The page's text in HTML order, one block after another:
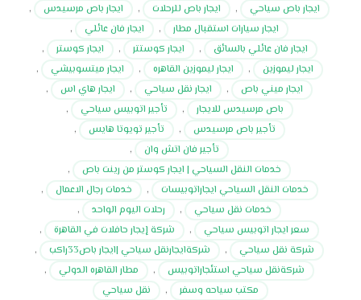
ايجار باص سياحي
, ايجار باص للرحلات , ايجار باص مرسيدس
,
ايجار سيارات استقبال مطار
, ايجار فان عائلي
,
ايجار فان عائلي بالسائق
, ايجار كوستتر , ايجار كوستر
,
ايجار ليموزين
, ايجار ليموزين القاهره , ايجار ميتسوبيشي
,
ايجار ميني باص
, ايجار نقل سياحي , ايجار هاي اس
,
باص مرسيدس للايجار
, تأجير اتوبيس سياحي
,
تأجير باص مرسيدس
, تأجير تويوتا هايس
,
تأجير فان اتش وان
,
خدمات النقل السياحي | ايجار كوستر من رينت باص
,
خدمات النقل السياحي ايجاراتوبيسات
, خدمات رجال الاعمال
,
خدمات نقل سياحي
, رحلات اليوم الواحد
,
سعر ايجار اتوبيس سياحي
, شركة إيجار حافلات في القاهرة
,
شركة نقل سياحي
, شركةايجارنقل سياحي |ايجار باص33راكب
,
شركةنقل سياحي استئجاراتوبيس
, مطار القاهره الدولي
,
مكتب سياحه وسفر
, نقل سياحي